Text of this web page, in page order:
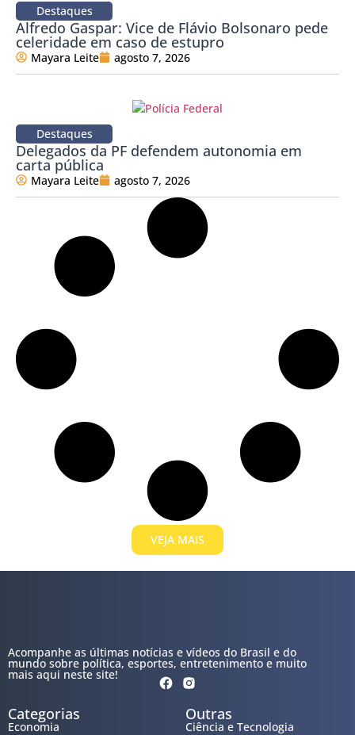
Destaques
Alfredo Gaspar: Vice de Flávio Bolsonaro pede
celeridade em caso de estupro
Mayara Leite agosto 7, 2026
Destaques
Delegados da PF defendem autonomia em
carta pública
Mayara Leite agosto 7, 2026
VEJA MAIS
Acompanhe as últimas notícias e vídeos do Brasil e do
mundo sobre política, esportes, entretenimento e muito
mais aqui neste site!
Categorias
Economia
Outras
Ciência e Tecnologia